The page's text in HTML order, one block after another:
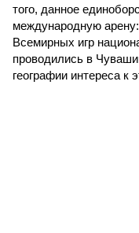
того, данное
международную
Всемирных игр
проводились в
географии интереса к